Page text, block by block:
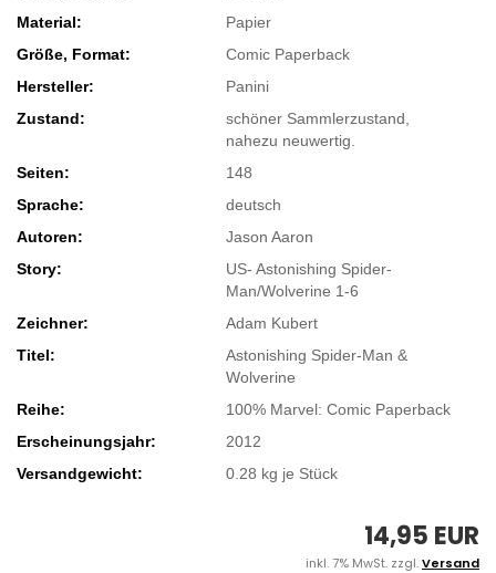
Material:
Papier
Größe, Format:
Comic Paperback
Hersteller:
Panini
Zustand:
schöner Sammlerzustand,
nahezu neuwertig.
Seiten:
148
Sprache:
deutsch
Autoren:
Jason Aaron
Story:
US- Astonishing Spider-
Man/Wolverine 1-6
Zeichner:
Adam Kubert
Titel:
Astonishing Spider-Man &
Wolverine
Reihe:
100% Marvel: Comic Paperback
Erscheinungsjahr:
2012
Versandgewicht:
0.28 kg je Stück
14,95 EUR
inkl. 7% MwSt. zzgl.Versand